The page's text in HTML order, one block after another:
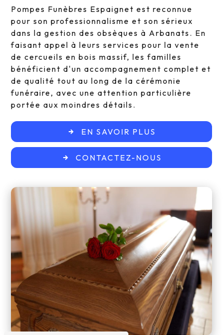
Pompes Funèbres Espaignet est reconnue
pour son professionnalisme et son sérieux
dans la gestion des obsèques à Arbanats. En
faisant appel à leurs services pour la vente
de cercueils en bois massif, les familles
bénéficient d'un accompagnement complet et
de qualité tout au long de la cérémonie
funéraire, avec une attention particulière
portée aux moindres détails.
EN SAVOIR PLUS
CONTACTEZ-NOUS